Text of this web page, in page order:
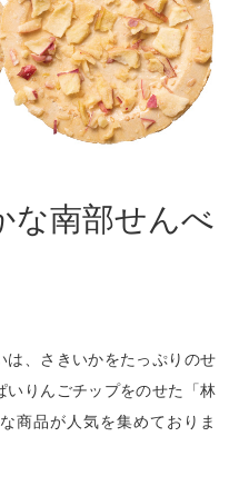
な南部せんべ
は、さきいかをたっぷりのせ
いりんごチップをのせた「林
商品が人気を集めておりま